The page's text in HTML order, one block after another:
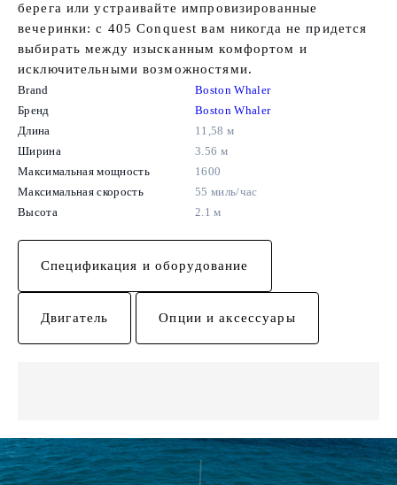
берега или устраивайте импровизированные
вечеринки: с 405 Conquest вам никогда не придется
выбирать между изысканным комфортом и
исключительными возможностями.
Brand
Boston Whaler
Бренд
Boston Whaler
Длина
11,58 м
Ширина
3.56 м
Максимальная мощность
1600
Максимальная скорость
55 миль/час
Высота
2.1 м
Спецификация и оборудование
Двигатель Опции и аксессуары